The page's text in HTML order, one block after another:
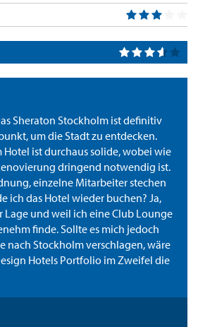
Sheraton Stockholm ist definitiv
um die Stadt zu entdecken.
Hotel ist durchaus solide, wobei wie
dringend notwendig ist.
einzelne Mitarbeiter stechen
ich das Hotel wieder buchen? Ja,
und weil ich eine Club Lounge
finde. Sollte es mich jedoch
nach Stockholm verschlagen, wäre
Hotels Portfolio im Zweifel die